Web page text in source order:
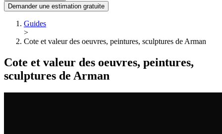
Demander une estimation gratuite
Guides
>
Cote et valeur des oeuvres, peintures, sculptures de Arman
Cote et valeur des oeuvres, peintures,
sculptures de Arman